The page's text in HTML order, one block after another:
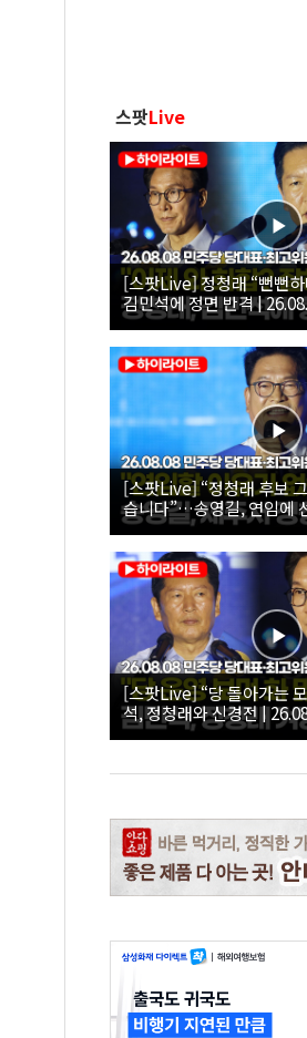
스팟Live
[스팟Live] 정청래 “뻔뻔
김민석에 정면 반격 |
당대표·최고위원 후보 제
[스팟Live] “정청래 후보 그동안 고생 많이 했
습니다”…송영길, 연임에 선 긋기 |
더불어민주당 당대표·최
동연설회
[스팟Live] “당 돌아가는
석, 정청래와 신경전 |
당대표·최고위원 후보 제